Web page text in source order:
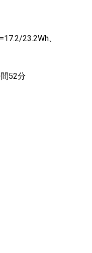
23.2Wh、
52分